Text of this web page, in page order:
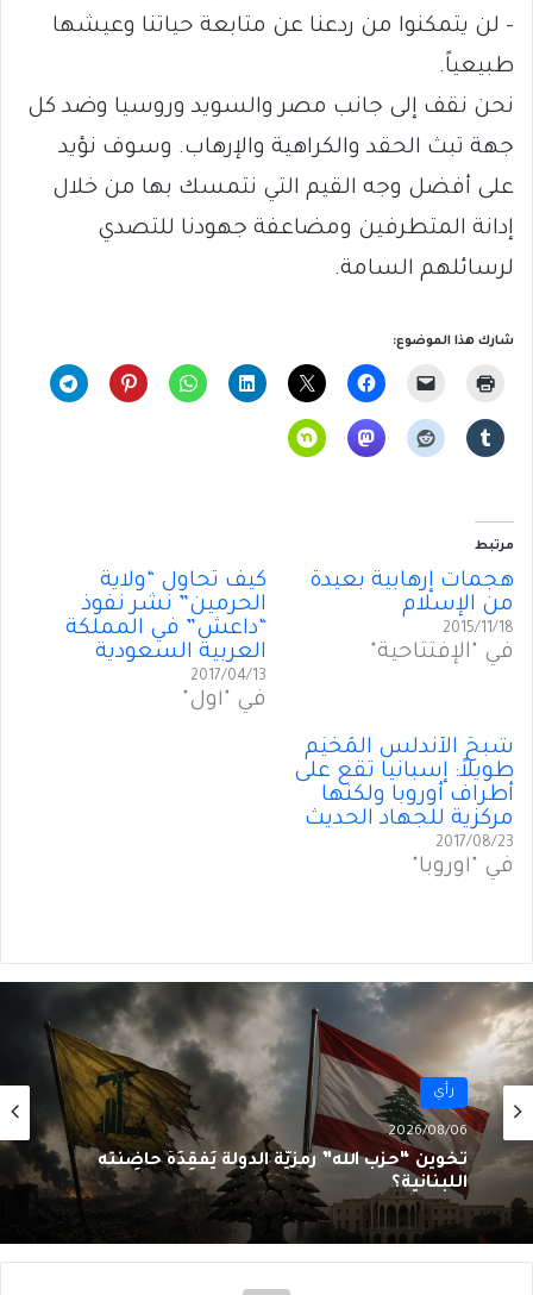
– لن يتمكنوا من ردعنا عن متابعة حياتنا وعيشها
طبيعياً.
نحن نقف إلى جانب مصر والسويد وروسيا وضد كل
جهة تبث الحقد والكراهية والإرهاب. وسوف نؤيد
على أفضل وجه القيم التي نتمسك بها من خلال
إدانة المتطرفين ومضاعفة جهودنا للتصدي
لرسائلهم السامة.
شارك هذا الموضوع:
مرتبط
هجمات إرهابية بعيدة
من الإسلام
2015/11/18
في "الإفتتاحية"
كيف تحاول “ولاية
الحرمين” نشر نفوذ
“داعش” في المملكة
العربية السعودية
2017/04/13
في "أول"
شبحُ الأندلس المُخيِّم
طويلاً: إسبانيا تقع على
أطراف أوروبا ولكنها
مركزية للجهاد الحديث
2017/08/23
في "أوروبا"
رأي
2026/08/06
سقوطُ “الأذرُع”: هل انتهى زمنُ الوكلاء؟